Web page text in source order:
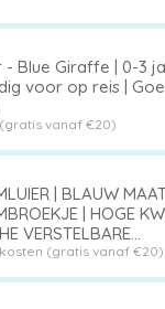
Blue Giraffe | 0-3
voor op reis |
vanaf €20)
| BLAUW
| HOGE
VERSTELBARE
|
(gratis vanaf €20)